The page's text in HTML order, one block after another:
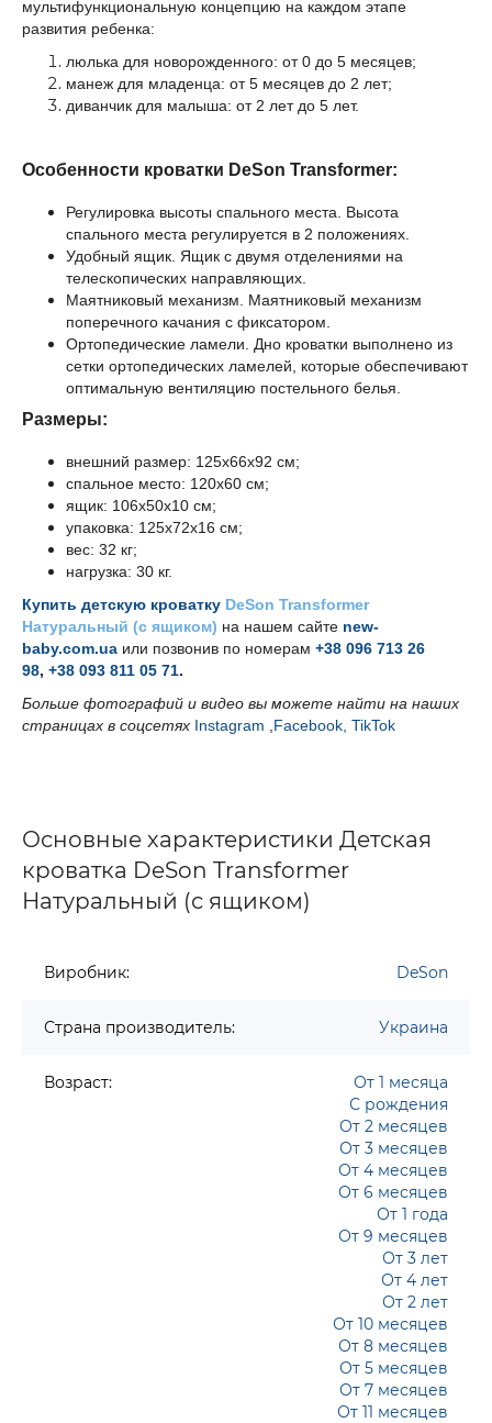
мультифункциональную концепцию на каждом этапе
развития ребенка:
люлька для новорожденного: от 0 до 5 месяцев;
манеж для младенца: от 5 месяцев до 2 лет;
диванчик для малыша: от 2 лет до 5 лет.
Особенности кроватки DeSon Transformer:
Регулировка высоты спального места. Высота
спального места регулируется в 2 положениях.
Удобный ящик. Ящик с двумя отделениями на
телескопических направляющих.
Маятниковый механизм. Маятниковый механизм
поперечного качания с фиксатором.
Ортопедические ламели. Дно кроватки выполнено из
сетки ортопедических ламелей, которые обеспечивают
оптимальную вентиляцию постельного белья.
Размеры:
внешний размер: 125х66х92 см;
спальное место: 120х60 см;
ящик: 106х50х10 см;
упаковка: 125х72х16 см;
вес: 32 кг;
нагрузка: 30 кг.
Купить детскую кроватку DeSon Transformer
Натуральный (с ящиком) на нашем сайте new-
baby.com.ua или позвонив по номерам +38 096 713 26
98, +38 093 811 05 71.
Больше фотографий и видео вы можете найти на наших
страницах в соцсетях Instagram Facebook, TikTok
Основные характеристики Детская
кроватка DeSon Transformer
Натуральный (с ящиком)
Виробник: DeSon
Страна производитель: Украина
Возраст:
От 1 месяца
С рождения
От 2 месяцев
От 3 месяцев
От 4 месяцев
От 6 месяцев
От 1 года
От 9 месяцев
От 3 лет
От 4 лет
От 2 лет
От 10 месяцев
От 8 месяцев
От 5 месяцев
От 7 месяцев
От 11 месяцев